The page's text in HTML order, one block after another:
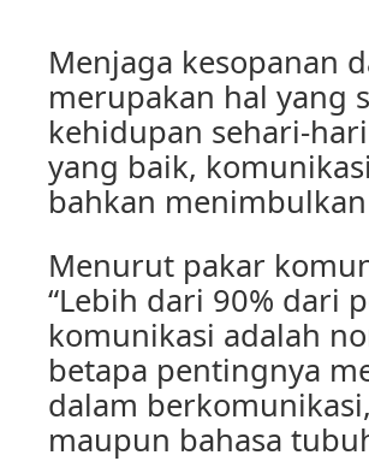
Menjaga kesopanan
merupakan hal yang
kehidupan sehari-
yang baik,
bahkan
Menurut pakar
“Lebih dari 90% dari
komunikasi adalah
betapa pentingnya
dalam
maupun bahasa